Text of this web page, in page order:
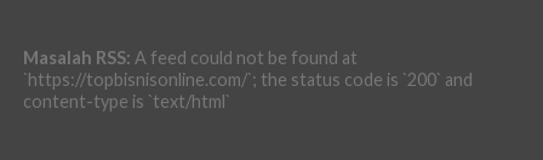
Masalah RSS: A feed could not be found at
`https://topbisnisonline.com/`; the status code is `200` and
content-type is `text/html`